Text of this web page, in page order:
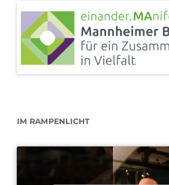
IM RAMPENLICHT